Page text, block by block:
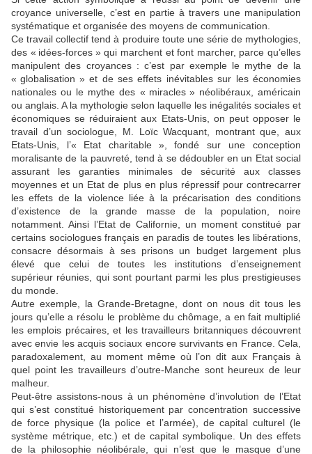
croyance universelle, c’est en partie à travers une manipulation
systématique et organisée des moyens de communication.
Ce travail collectif tend à produire toute une série de mythologies,
des « idées-forces » qui marchent et font marcher, parce qu’elles
manipulent des croyances : c’est par exemple le mythe de la
« globalisation » et de ses effets inévitables sur les économies
nationales ou le mythe des « miracles » néolibéraux, américain
ou anglais. A la mythologie selon laquelle les inégalités sociales et
économiques se réduiraient aux Etats-Unis, on peut opposer le
travail d’un sociologue, M. Loïc Wacquant, montrant que, aux
Etats-Unis, l’«
Etat charitable
», fondé sur une conception
moralisante de la pauvreté, tend à se dédoubler en un Etat social
assurant les garanties minimales de sécurité aux classes
moyennes et un Etat de plus en plus répressif pour contrecarrer
les effets de la violence liée à la précarisation des conditions
d’existence de la grande masse de la population, noire
notamment. Ainsi l’Etat de Californie, un moment constitué par
certains sociologues français en paradis de toutes les libérations,
consacre désormais à ses prisons un budget largement plus
élevé que celui de toutes les institutions d’enseignement
supérieur réunies, qui sont pourtant parmi les plus prestigieuses
du monde.
Autre exemple, la Grande-Bretagne, dont on nous dit tous les
jours qu’elle a résolu le problème du chômage, a en fait multiplié
les emplois précaires, et les travailleurs britanniques découvrent
avec envie les acquis sociaux encore survivants en France. Cela,
paradoxalement, au moment même où l’on dit aux Français à
quel point les travailleurs d’outre-Manche sont heureux de leur
malheur.
Peut-être assistons-nous à un phénomène d’involution de l’Etat
qui s’est constitué historiquement par concentration successive
de force physique (la police et l’armée), de capital culturel (le
système métrique, etc.) et de capital symbolique. Un des effets
de la philosophie néolibérale, qui n’est que le masque d’une